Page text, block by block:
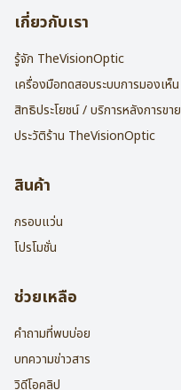
เกี่ยวกับเรา
รู้จัก TheVisionOptic
เครื่องมือทดสอบระบบการมองเห็น
สิทธิประโยชน์ / บริการหลังการขาย
ประวัติร้าน TheVisionOptic
สินค้า
กรอบแว่น
โปรโมชั่น
ช่วยเหลือ
คำถามที่พบบ่อย
บทความข่าวสาร
วิดีโอคลิป